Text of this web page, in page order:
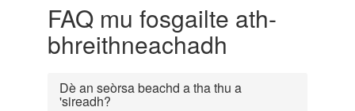
FAQ mu fosgailte ath-
bhreithneachadh
Dè an seòrsa beachd a tha thu a
'sireadh?